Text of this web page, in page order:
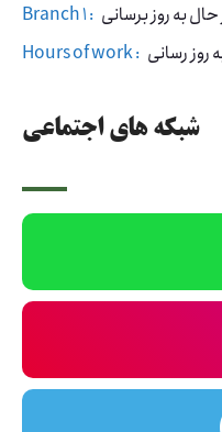
شبکه های اجتماعی
Branch 1 :
Hours of work :